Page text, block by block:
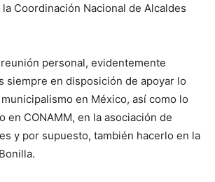
Coordinación Nacional de Alcaldes
personal, evidentemente
siempre en disposición de apoyar lo
en México, así como lo
en CONAMM, en la asociación de
y por supuesto, también hacerlo en la